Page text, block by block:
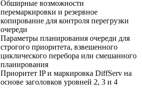
Обширные возможности
перемаркировки и резервное
копирование для контроля перегрузки
очереди
Параметры планирования очереди для
строгого приоритета, взвешенного
циклического перебора или смешанного
планирования
Приоритет IP и маркировка DiffServ на
основе заголовков уровней 2, 3 и 4